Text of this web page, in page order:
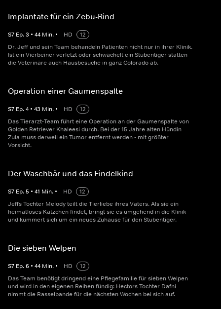
Implantate für ein Zebu-Rind
S7 Ep.3 • 44 Min. • HD
12
Dr. Jeff und sein Team behandeln Patienten nicht nur in ihrer Klinik.
Ist ein Vierbeiner verletzt oder schwächelt ein Stubentiger statten
die Veterinäre auch Hausbesuche in ganz Colorado ab.
Operation einer Gaumenspalte
S7 Ep.4 • 43 Min. • HD
12
Das Tierarzt-Team führt eine Operation an der Gaumenspalte von
Golden Retriever Khaleesi durch. Bei der 15 Jahre alten Hündin
Zula muss derweil ein Tumor entfernt werden - mit größter
Vorsicht.
Der Waschbär und das Findelkind
S7 Ep.5 • 41 Min. • HD
12
Jeffs Tochter Melody teilt die Tierliebe ihres Vaters. Als sie ein
heimatloses Kätzchen findet, bringt sie es umgehend in die Klinik
und kümmert sich um ein neues Zuhause für den Stubentiger.
Die sieben Welpen
S7 Ep.6 • 44 Min. • HD
12
Das Team benötigt dringend eine Pflegefamilie für sieben Welpen
und wird in den eigenen Reihen fündig: Hectors Tochter Dafni
nimmt die Rasselbande für die nächsten Wochen bei sich auf.